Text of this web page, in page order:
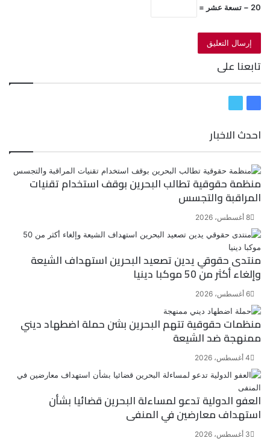
20 − تسعة عشر =
تابعنا على
س
ك
ي
احدث الاخبار
منظمة حقوقية تطالب البحرين بوقف استخدام تقنيات
المراقبة والتجسس
8 أغسطس، 2026
منتدى حقوقي يدين تصعيد البحرين استهداف الشيعة
وإلغاء أكثر من 50 موكبا دينيا
6 أغسطس، 2026
منظمات حقوقية تتهم البحرين بشن حملة اضطهاد ديني
ممنهجة ضد الشيعة
4 أغسطس، 2026
العفو الدولية تدعو لمساءلة البحرين قضائيا بشأن
استهداف معارضين في المنفى
3 أغسطس، 2026